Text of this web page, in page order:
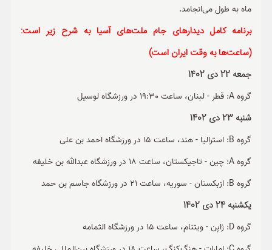
ماه به طول می‌انجامد.
برنامه کامل دیدارهای جام ملت‌های آسیا به شرح زیر است:
(ساعت‌ها به وقت ایران است)
جمعه 22 دی 1402
گروه A: قطر - لبنان، ساعت 19:30 در ورزشگاه لوسیل
شنبه 23 دی 1402
گروه B: استرالیا - هند، ساعت 15 در ورزشگاه احمد بن علی
گروه A: چین - تاجیکستان، ساعت 18 در ورزشگاه عبدالله بن خلیفه
گروه B: ازبکستان - سوریه، ساعت 21 در ورزشگاه جاسم بن حمد
یکشنبه 24 دی 1402
گروه D: ژاپن - ویتنام، ساعت 15 در ورزشگاه الثمامه